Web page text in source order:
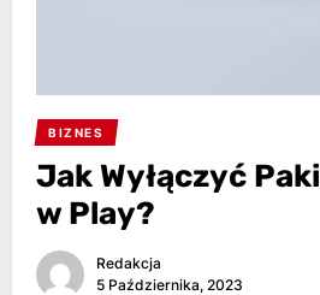
BIZNES
Jak Wyłączyć
w Play?
Redakcja
5 Października, 2023